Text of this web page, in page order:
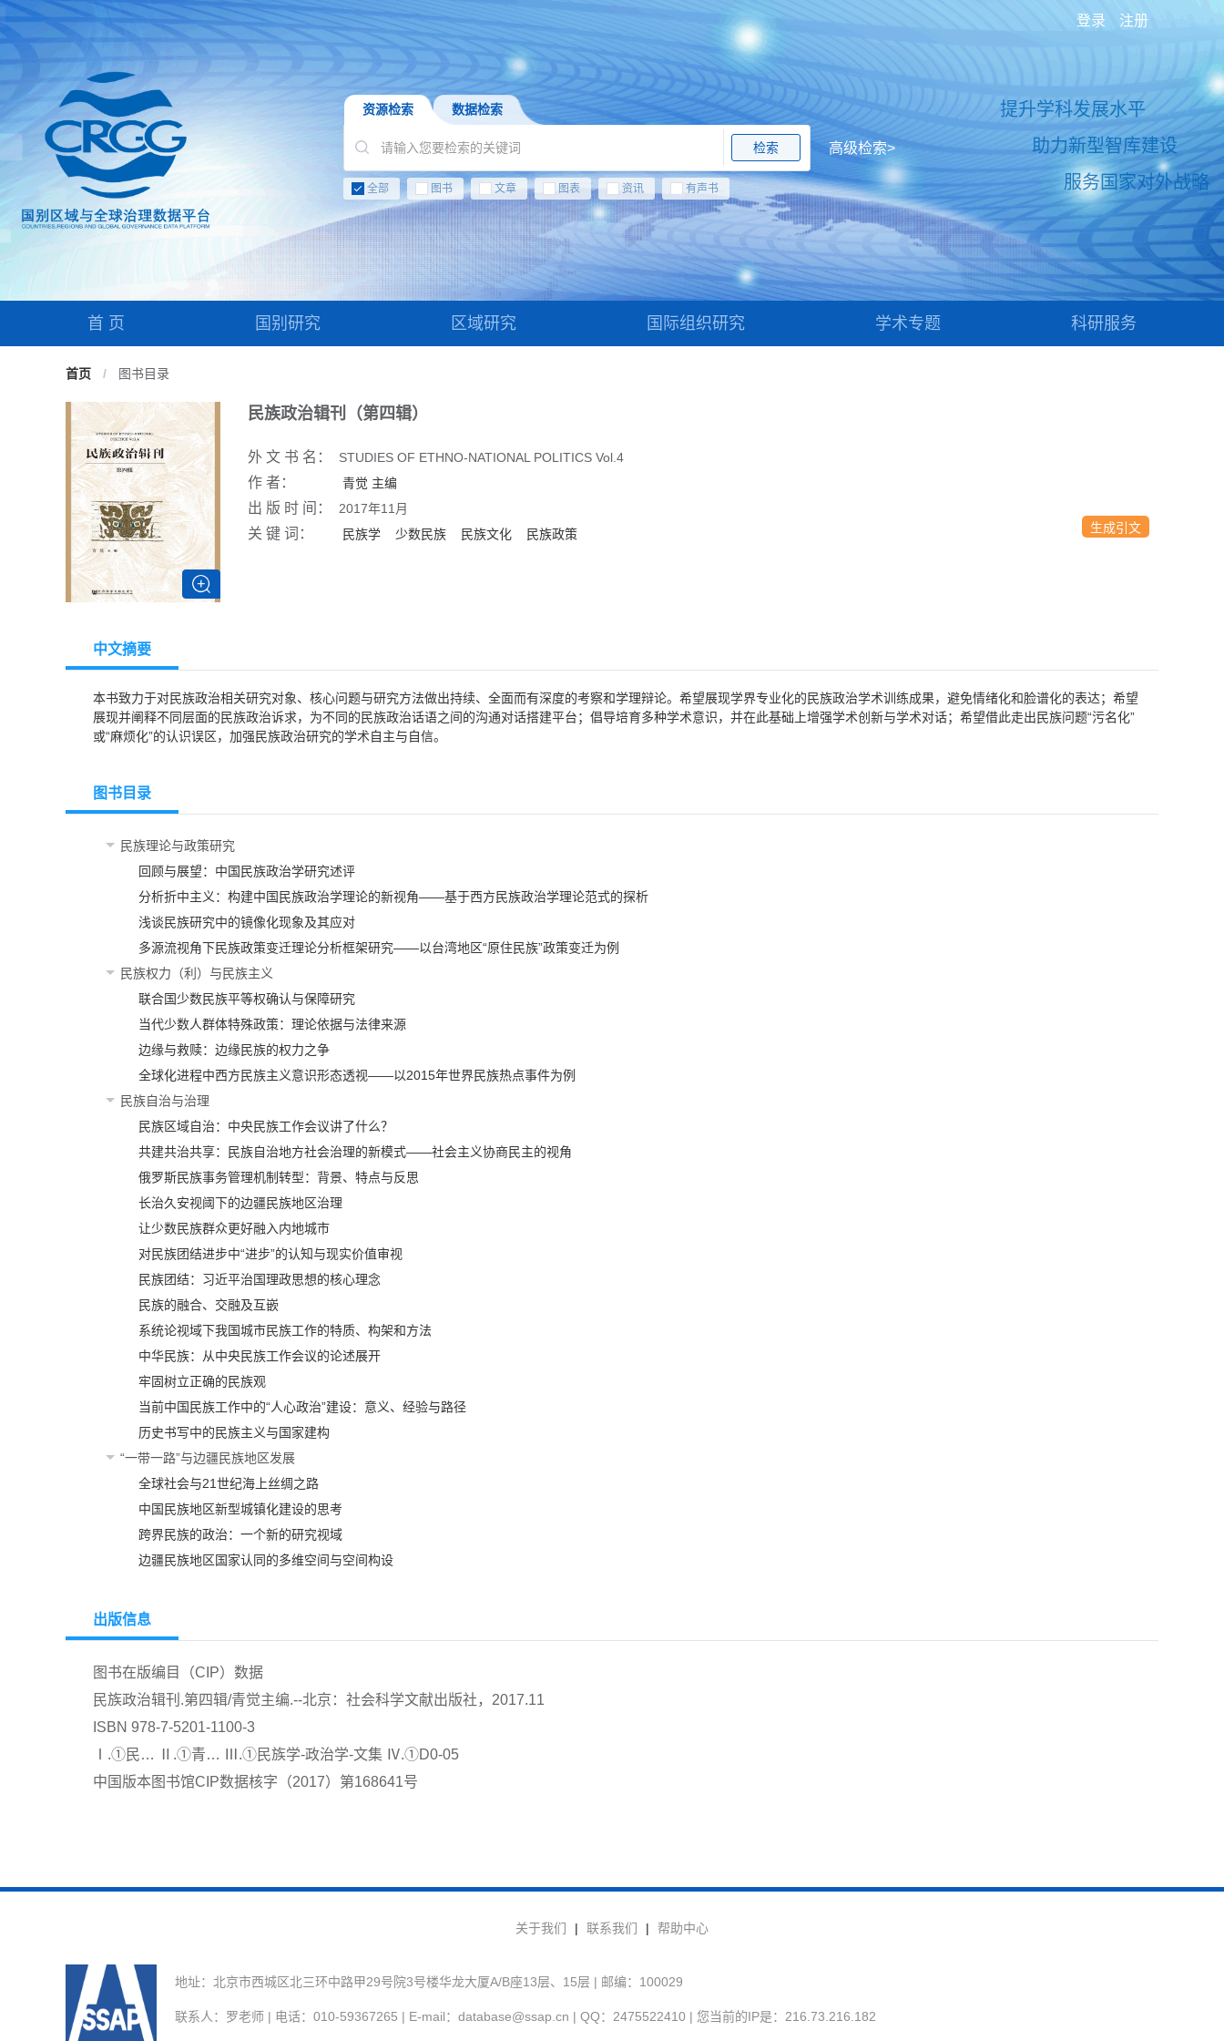
资源检索 数据检索
检索 高级检索>
全部 图书 文章 图表 资讯 有声书
提升学科发展水平
助力新型智库建设
服务国家对外战略
登录 注册
首 页 国别研究 区域研究 国际组织研究 学术专题 科研服务
首页 / 图书目录
民族政治辑刊（第四辑）
外 文 书 名： STUDIES OF ETHNO-NATIONAL POLITICS Vol.4
作 者： 青觉 主编
出 版 时 间： 2017年11月
关 键 词： 民族学 少数民族 民族文化 民族政策 生成引文
中文摘要
本书致力于对民族政治相关研究对象、核心问题与研究方法做出持续、全面而有深度的考察和学理辩论。希望展现学界专业化的民族政治学术训练成果，避免情绪化和脸谱化的表达；希望
展现并阐释不同层面的民族政治诉求，为不同的民族政治话语之间的沟通对话搭建平台；倡导培育多种学术意识，并在此基础上增强学术创新与学术对话；希望借此走出民族问题“污名化”
或“麻烦化”的认识误区，加强民族政治研究的学术自主与自信。
图书目录
民族理论与政策研究
回顾与展望：中国民族政治学研究述评
分析折中主义：构建中国民族政治学理论的新视角——基于西方民族政治学理论范式的探析
浅谈民族研究中的镜像化现象及其应对
多源流视角下民族政策变迁理论分析框架研究——以台湾地区“原住民族”政策变迁为例
民族权力（利）与民族主义
联合国少数民族平等权确认与保障研究
当代少数人群体特殊政策：理论依据与法律来源
边缘与救赎：边缘民族的权力之争
全球化进程中西方民族主义意识形态透视——以2015年世界民族热点事件为例
民族自治与治理
民族区域自治：中央民族工作会议讲了什么？
共建共治共享：民族自治地方社会治理的新模式——社会主义协商民主的视角
俄罗斯民族事务管理机制转型：背景、特点与反思
长治久安视阈下的边疆民族地区治理
让少数民族群众更好融入内地城市
对民族团结进步中“进步”的认知与现实价值审视
民族团结：习近平治国理政思想的核心理念
民族的融合、交融及互嵌
系统论视域下我国城市民族工作的特质、构架和方法
中华民族：从中央民族工作会议的论述展开
牢固树立正确的民族观
当前中国民族工作中的“人心政治”建设：意义、经验与路径
历史书写中的民族主义与国家建构
“一带一路”与边疆民族地区发展
全球社会与21世纪海上丝绸之路
中国民族地区新型城镇化建设的思考
跨界民族的政治：一个新的研究视域
边疆民族地区国家认同的多维空间与空间构设
出版信息
图书在版编目（CIP）数据
民族政治辑刊.第四辑/青觉主编.--北京：社会科学文献出版社，2017.11
ISBN 978-7-5201-1100-3
Ⅰ.①民… Ⅱ.①青… Ⅲ.①民族学-政治学-文集 Ⅳ.①D0-05
中国版本图书馆CIP数据核字（2017）第168641号
关于我们 | 联系我们 | 帮助中心
地址：北京市西城区北三环中路甲29号院3号楼华龙大厦A/B座13层、15层 | 邮编：100029
联系人：罗老师 | 电话：010-59367265 | E-mail：database@ssap.cn | QQ：2475522410 | 您当前的IP是： 216.73.216.182